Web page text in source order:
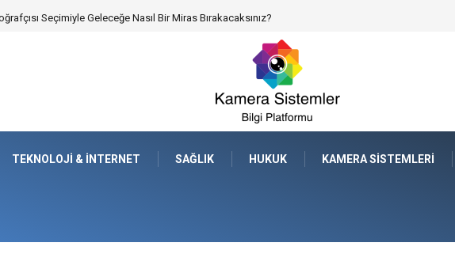
Müstakil Ev Hayalimi Nasıl Gerçeğe Dönüştürdüm?
TEKNOLOJI & İNTERNET SAĞLIK HUKUK KAMERA SISTEMLERI